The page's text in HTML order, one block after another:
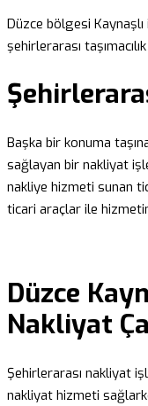
Düzce bölgesi
şehirlerarası
Başka bir konuma
sağlayan bir nakliyat
nakliye hizmeti sunan
ticari araçlar ile
Düzce
Nakliyat
Şehirlerarası nakliyat
nakliyat hizmeti